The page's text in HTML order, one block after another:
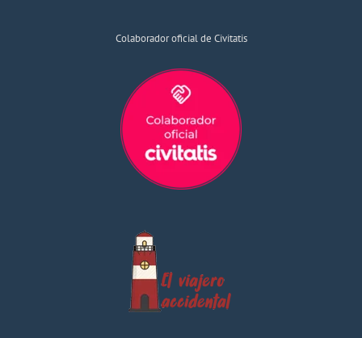
Colaborador oficial de Civitatis